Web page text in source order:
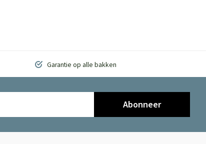
Garantie op alle bakken
Abonneer